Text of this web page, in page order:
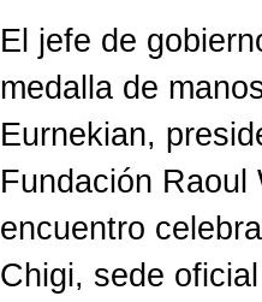
El jefe de
medalla de
Eurnekian,
Fundación Raoul
encuentro
Chigi, sede